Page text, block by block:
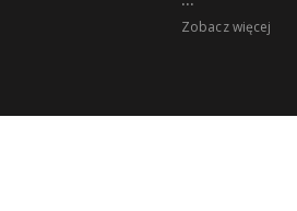
Zobacz więcej